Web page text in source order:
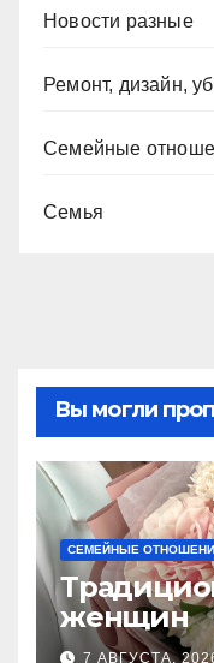
Новости разные
Ремонт, дизайн,
Семейные
Семья
Вы могли
СЕМЕЙНЫЕ
женщин
7 АВГУСТА,